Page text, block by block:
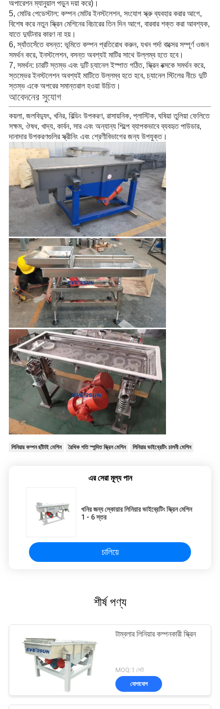
অপারেশন ম্যানুয়াল পড়ুন দয়া করে)।
5, মোটর পেডেস্টাল: কম্পন মোটর ইনস্টলেশন, সংযোগ স্ক্রু ব্যবহার করার আগে,
বিশেষ করে নতুন স্ক্রিন মেশিনের বিচারের তিন দিন আগে, বারবার শক্ত করা আবশ্যক,
যাতে দুর্ঘটনার কারণ না হয়।
6, স্যাঁতসেঁতে বসন্ত: ভূমিতে কম্পন প্রতিরোধ করুন, যখন পর্দা বাক্সের সম্পূর্ণ ওজন
সমর্থন করে, ইনস্টলেশন, বসন্ত অবশ্যই মাটির সাথে উল্লম্ব হতে হবে।
7, সমর্থন: চারটি স্তম্ভ এবং দুটি চ্যানেল ইস্পাত গঠিত, স্ক্রিন বক্সকে সমর্থন করে,
স্তম্ভের ইনস্টলেশন অবশ্যই মাটিতে উল্লম্ব হতে হবে, চ্যানেল স্টিলের নীচে দুটি
স্তম্ভ একে অপরের সমান্তরাল হওয়া উচিত।
আবেদনের সুযোগ
কয়লা, জলবিদ্যুৎ, খনির, বিল্ডিং উপকরণ, রাসায়নিক, প্লাস্টিক, ঘষিয়া তুলিয়া ফেলিতে
সক্ষম, ঔষধ, খাদ্য, কার্বন, সার এবং অন্যান্য শিল্পে ব্যাপকভাবে ব্যবহৃত পাউডার,
দানাদার উপকরণগুলির স্ক্রীনিং এবং শ্রেণীবিভাগের জন্য উপযুক্ত।
লিনিয়ার কম্পন ছাঁটাই মেশিন রৈখিক গতি স্পন্দিত স্ক্রিন মেশিন লিনিয়ার ভাইব্রেটিং চালনী মেশিন
এর সেরা মূল্য পান
খনির জন্য স্কোয়ার লিনিয়ার ভাইব্রেটিং স্ক্রিন মেশিন
1 - 6 স্তর
চালিয়ে
শীর্ষ পণ্য
টাম্বলার লিনিয়ার কম্পনকারী স্ক্রিন
MOQ:1 সেট
যোগাযোগ